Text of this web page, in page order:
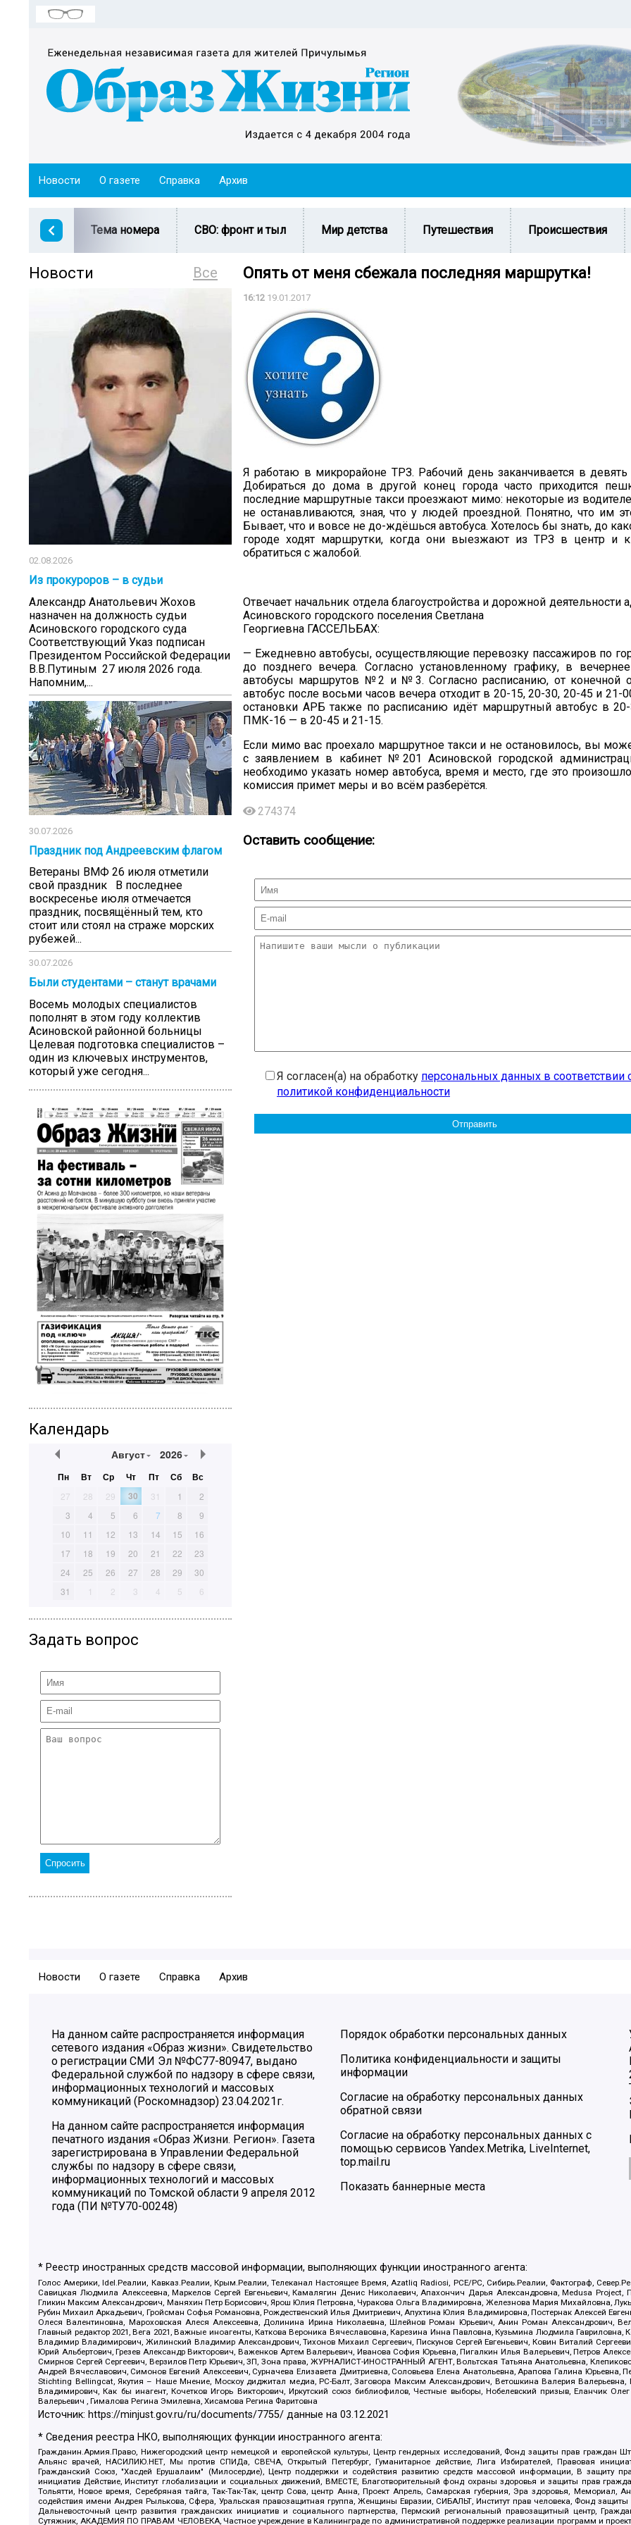
Новости О газете Справка Архив
Тема номера СВО: фронт и тыл Мир детства Путешествия Происшествия
Все
Новости
02.08.2026
Из прокуроров – в судьи
Александр Анатольевич Жохов
назначен на должность судьи
Асиновского городского суда
Соответствующий Указ подписан
Президентом Российской Федерации
В.В.Путиным 27 июля 2026 года.
Напомним,...
30.07.2026
Праздник под Андреевским флагом
Ветераны ВМФ 26 июля отметили
свой праздник В последнее
воскресенье июля отмечается
праздник, посвящённый тем, кто
стоит или стоял на страже морских
рубежей...
30.07.2026
Были студентами – станут врачами
Восемь молодых специалистов
пополнят в этом году коллектив
Асиновской районной больницы
Целевая подготовка специалистов –
один из ключевых инструментов,
который уже сегодня...
Календарь
Август 2026
Пн Вт Ср Чт Пт Сб Вс
27 28 29 30 31 1
2
3
4 5 6 7 8
9
10
11 12 13 14 15
16
17
18 19 20 21 22
23
24
25 26 27 28 29
30
31
1 2 3 4 5 6
Задать вопрос
Опять от меня сбежала последняя маршрутка!
16:12 19.01.2017
Я работаю в микрорайоне ТРЗ. Рабочий день заканчивается в девять
Добираться до дома в другой конец города часто приходится
последние маршрутные такси проезжают мимо: некоторые из
не останавливаются, зная, что у людей проездной. Понятно, что им
Бывает, что и вовсе не до-ждёшься автобуса. Хотелось бы знать, до
городе ходят маршрутки, когда они выезжают из ТРЗ в центр и
обратиться с жалобой.
Отвечает начальник отдела благоустройства и дорожной деятельности
Асиновского городского поселения Светлана
Георгиевна ГАССЕЛЬБАХ:
— Ежедневно автобусы, осуществляющие перевозку пассажиров по
до позднего вечера. Согласно установленному графику, в
автобусы маршрутов №2 и №3. Согласно расписанию, от конечной
автобус после восьми часов вечера отходит в 20-15, 20-30, 20-45 и 21-
остановки АРБ также по расписанию идёт маршрутный автобус в
ПМК-16 — в 20-45 и 21-15.
Если мимо вас проехало маршрутное такси и не остановилось, вы
с заявлением в кабинет №201 Асиновской городской
необходимо указать номер автобуса, время и место, где это
комиссия примет меры и во всём разберётся.
274374
Оставить сообщение:
Я согласен(а) на обработку персональных данных в соответствии
политикой конфиденциальности
20.09.2017
Новости О газете Справка Архив
На данном сайте распространяется информация
сетевого издания «Образ жизни». Свидетельство
о регистрации СМИ Эл №ФС77-80947, выдано
Федеральной службой по надзору в сфере связи,
информационных технологий и массовых
коммуникаций (Роскомнадзор) 23.04.2021г.
На данном сайте распространяется информация
печатного издания «Образ Жизни. Регион». Газета
зарегистрирована в Управлении Федеральной
службы по надзору в сфере связи,
информационных технологий и массовых
коммуникаций по Томской области 9 апреля 2012
года (ПИ №ТУ70-00248)
Порядок обработки персональных данных
Политика конфиденциальности и защиты
информации
Согласие на обработку персональных данных
обратной связи
Согласие на обработку персональных данных с
помощью сервисов Yandex.Metrika, LiveInternet,
top.mail.ru
Показать баннерные места
* Реестр иностранных средств массовой информации, выполняющих функции иностранного агента:
Голос Америки, Idel.Реалии, Кавказ.Реалии, Крым.Реалии, Телеканал Настоящее Время, Azatliq Radiosi, PCE/PC, Сибирь.Реалии, Фактограф,
Савицкая Людмила Алексеевна, Маркелов Сергей Евгеньевич, Камалягин Денис Николаевич, Апахончич Дарья Александровна, Medusa
Гликин Максим Александрович, Маняхин Петр Борисович, Ярош Юлия Петровна, Чуракова Ольга Владимировна, Железнова Мария Михайловна,
Рубин Михаил Аркадьевич, Гройсман Софья Романовна, Рождественский Илья Дмитриевич, Апухтина Юлия Владимировна, Постернак Алексей
Олеся Валентиновна, Мароховская Алеся Алексеевна, Долинина Ирина Николаевна, Шлейнов Роман Юрьевич, Анин Роман Александрович,
Главный редактор 2021, Вега 2021, Важные иноагенты, Каткова Вероника Вячеславовна, Карезина Инна Павловна, Кузьмина Людмила
Владимир Владимирович, Жилинский Владимир Александрович, Тихонов Михаил Сергеевич, Пискунов Сергей Евгеньевич, Ковин Виталий
Юрий Альбертович, Грезев Александр Викторович, Важенков Артем Валерьевич, Иванова София Юрьевна, Пигалкин Илья Валерьевич, Петров
Смирнов Сергей Сергеевич, Верзилов Петр Юрьевич, ЗП, Зона права, ЖУРНАЛИСТ-ИНОСТРАННЫЙ АГЕНТ, Вольтская Татьяна Анатольевна,
Андрей Вячеславович, Симонов Евгений Алексеевич, Сурначева Елизавета Дмитриевна, Соловьева Елена Анатольевна, Арапова Галина
Stichting Bellingcat, Якутия – Наше Мнение, Москоу диджитал медиа, РС-Балт, Заговора Максим Александрович, Ветошкина Валерия
Владимирович, Как бы инагент, Кочетков Игорь Викторович, Иркутский союз библиофилов, Честные выборы, Нобелевский призыв, Еланчик
Валерьевич , Гималова Регина Эмилевна, Хисамова Регина Фаритовна
Источник: https://minjust.gov.ru/ru/documents/7755/ данные на03.12.2021
* Сведения реестра НКО, выполняющих функции иностранного агента:
Гражданин.Армия.Право, Нижегородский центр немецкой и европейской культуры, Центр гендерных исследований, Фонд защиты прав граждан
Альянс врачей, НАСИЛИЮ.НЕТ, Мы против СПИДа, СВЕЧА, Открытый Петербург, Гуманитарное действие, Лига Избирателей, Правовая
Гражданский Союз, "Хасдей Ерушалаим" (Милосердие), Центр поддержки и содействия развитию средств массовой информации, В защиту
инициатив Действие, Институт глобализации и социальных движений, ВМЕСТЕ, Благотворительный фонд охраны здоровья и защиты прав
Тольятти, Новое время, Серебряная тайга, Так-Так-Так, центр Сова, центр Анна, Проект Апрель, Самарская губерния, Эра здоровья, Мемориал,
содействия имени Андрея Рылькова, Сфера, Уральская правозащитная группа, Женщины Евразии, СИБАЛЬТ, Институт прав человека, Фонд защиты
Дальневосточный центр развития гражданских инициатив и социального партнерства, Пермский региональный правозащитный центр,
Сутяжник, АКАДЕМИЯ ПО ПРАВАМ ЧЕЛОВЕКА, Частное учреждение в Калининграде по административной поддержке реализации программ и